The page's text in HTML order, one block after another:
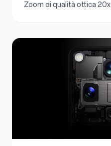
Zoom di qualità ottica